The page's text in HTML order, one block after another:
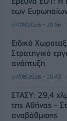
των
07/08/2026 - 10:56
Ειδικό
Στρατηγικό
ανάπτυξη
07/08/2026 - 10:43
ΣΤΑΣΥ: 29,4
της Αθήνας -
αναβάθμισης